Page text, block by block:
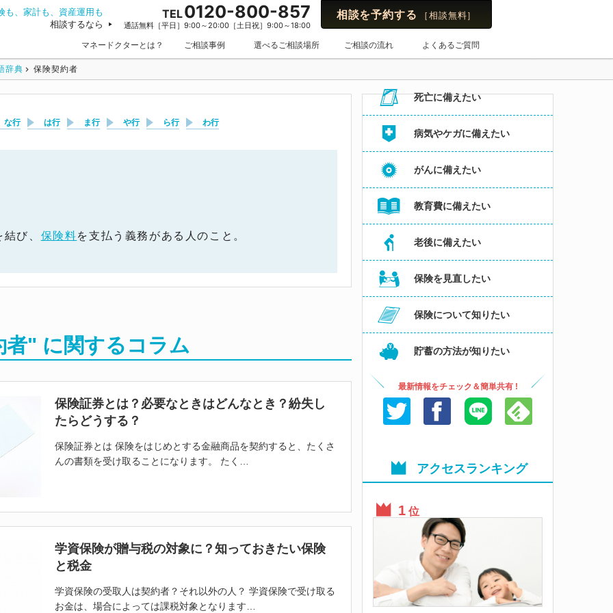
も、家計も、資産運用も
相談するなら
TEL0120-800-857
通話無料［平日］9:00～20:00［土日祝］9:00～18:00
相談を予約する ［相談無料］
マネードクターとは？ ご相談事例 選べるご相談場所 ご相談の流れ よくあるご質問
辞典 保険契約者
な行 は行 ま行 や行 ら行 わ行
び、 保険料を支払う義務がある人のこと。
者" に関するコラム
保険証券とは？必要なときはどんなとき？紛失し
たらどうする？
保険証券とは 保険をはじめとする金融商品を契約すると、たくさ
んの書類を受け取ることになります。 たく…
学資保険が贈与税の対象に？知っておきたい保険
と税金
学資保険の受取人は契約者？それ以外の人？ 学資保険で受け取る
お金は、場合によっては課税対象となります…
保険のはてな
死亡に備えたい
病気やケガに備えたい
がんに備えたい
教育費に備えたい
老後に備えたい
保険を見直したい
保険について知りたい
貯蓄の方法が知りたい
最新情報をチェック＆簡単共有 !
アクセスランキング
位